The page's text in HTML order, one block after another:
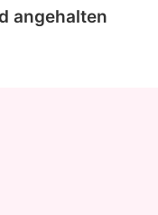
angehalten